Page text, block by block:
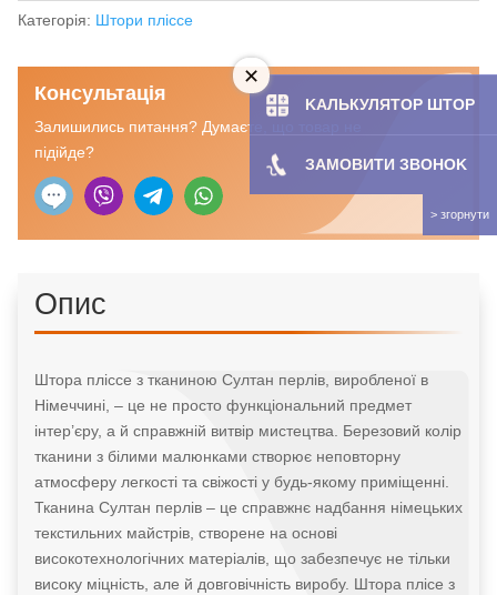
(Германия)
Категорія: Штори пліссе
Консультація
Залишились питання? Думаєте, що товар не
підійде?
Опис
Штора пліссе з тканиною Султан перлів, виробленої в
Німеччині, – це не просто функціональний предмет
інтер’єру, а й справжній витвір мистецтва. Березовий колір
тканини з білими малюнками створює неповторну
атмосферу легкості та свіжості у будь-якому приміщенні.
Тканина Султан перлів – це справжнє надбання німецьких
текстильних майстрів, створене на основі
високотехнологічних матеріалів, що забезпечує не тільки
високу міцність, але й довговічність виробу. Штора плісе з
KAЛЬКУЛЯТOP ШТОР
ЗАМОВИТИ ЗBOHOK